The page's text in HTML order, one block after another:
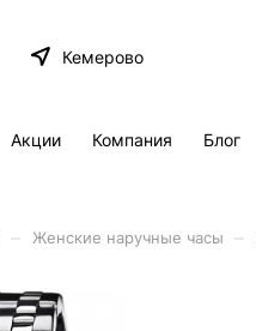
Кемерово
Акции Компания Блог
Женские наручные часы